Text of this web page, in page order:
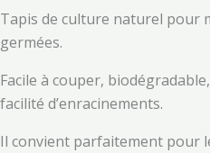
Tapis de culture naturel pour
germées.
Facile à couper,
facilité d’enracinements.
Il convient parfaitement pour